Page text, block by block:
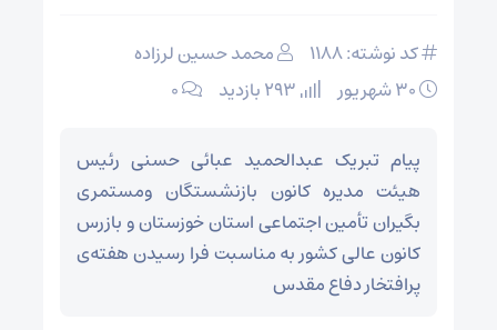
کد نوشته: 1188
محمد حسین لرزاده
۰
پیام تبریک عبدالحمید عبائی حسنی رئیس
هیئت مدیره کانون بازنشستگان ومستمری
بگیران تأمین اجتماعی استان خوزستان و بازرس
کانون عالی کشور به مناسبت فرا رسیدن هفته‌ی
پرافتخار دفاع مقدس